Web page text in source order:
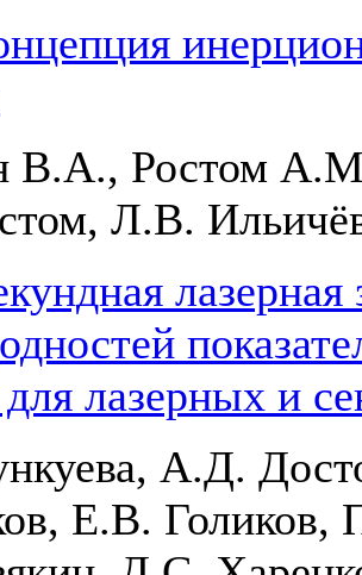
В.А., Ростом
Л.В.
лазерная
лазерных и
А.Д.
Е.В.